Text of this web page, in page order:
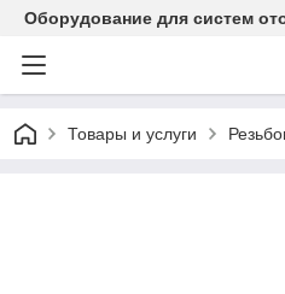
Оборудование для систем
Товары и услуги